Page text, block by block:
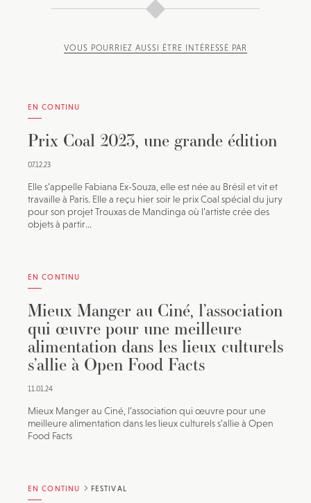
VOUS POURRIEZ AUSSI ÊTRE INTÉRESSÉ PAR
EN CONTINU
Prix Coal 2023, une grande édition
07.12.23
Elle s’appelle Fabiana Ex-Souza, elle est née au Brésil et vit et
travaille à Paris. Elle a reçu hier soir le prix Coal spécial du jury
pour son projet Trouxas de Mandinga où l’artiste crée des
objets à partir...
EN CONTINU
Mieux Manger au Ciné, l’association
qui œuvre pour une meilleure
alimentation dans les lieux culturels
s’allie à Open Food Facts
11.01.24
Mieux Manger au Ciné, l’association qui œuvre pour une
meilleure alimentation dans les lieux culturels s’allie à Open
Food Facts
EN CONTINU FESTIVAL